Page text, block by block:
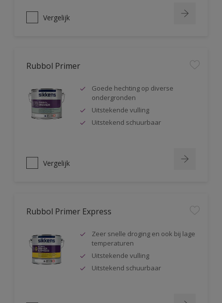
Vergelijk
Rubbol Primer
Goede hechting op diverse
ondergronden
Uitstekende vulling
Uitstekend schuurbaar
Vergelijk
Rubbol Primer Express
Zeer snelle droging en ook bij lage
temperaturen
Uitstekende vulling
Uitstekend schuurbaar